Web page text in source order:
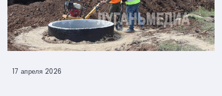
17 апреля 2026